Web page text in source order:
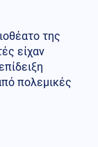
της
είχαν
πολεμικές